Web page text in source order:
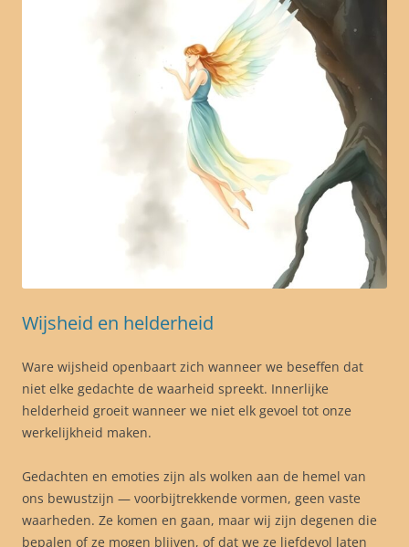
Wijsheid en helderheid
Ware wijsheid openbaart zich wanneer we beseffen dat
niet elke gedachte de waarheid spreekt. Innerlijke
helderheid groeit wanneer we niet elk gevoel tot onze
werkelijkheid maken.
Gedachten en emoties zijn als wolken aan de hemel van
ons bewustzijn — voorbijtrekkende vormen, geen vaste
waarheden. Ze komen en gaan, maar wij zijn degenen die
bepalen of ze mogen blijven, of dat we ze liefdevol laten